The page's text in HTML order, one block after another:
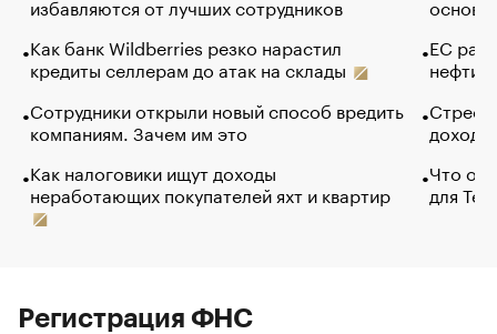
избавляются от лучших сотрудников
Как банк Wildberries резко нарастил
кредиты селлерам до атак на склады
Сотрудники открыли новый способ вредить
компаниям. Зачем им это
Как налоговики ищут доходы
неработающих покупателей яхт и квартир
основ
ЕС
нефти
Что
для
Регистрация ФНС